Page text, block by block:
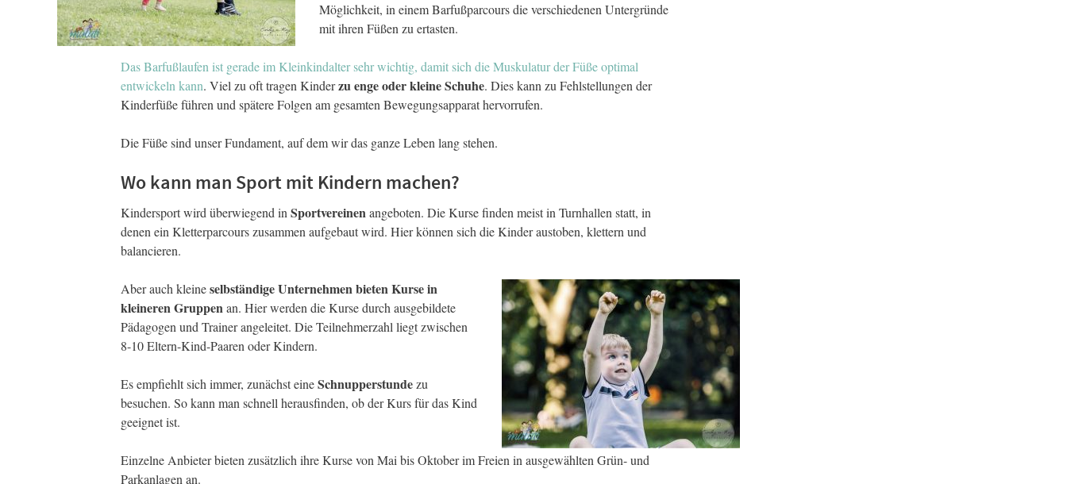
Möglichkeit, in einem Barfußparcours die verschiedenen Untergründe
mit ihren Füßen zu ertasten.
Das Barfußlaufen ist gerade im Kleinkindalter sehr wichtig, damit sich die Muskulatur der Füße optimal
entwickeln kann. Viel zu oft tragen Kinderzu enge oder kleine Schuhe. Dies kann zu Fehlstellungen der
Kinderfüße führen und spätere Folgen am gesamten Bewegungsapparat hervorrufen.
Die Füße sind unser Fundament, auf dem wir das ganze Leben lang stehen.
Wo kann man Sport mit Kindern machen?
Kindersport wird überwiegend in Sportvereinenangeboten. Die Kurse finden meist in Turnhallen statt, in
denen ein Kletterparcours zusammen aufgebaut wird. Hier können sich die Kinder austoben, klettern und
balancieren.
Aber auch kleineselbständige Unternehmen bieten Kurse in
kleineren Gruppenan. Hier werden die Kurse durch ausgebildete
Pädagogen und Trainer angeleitet. Die Teilnehmerzahl liegt zwischen
8-10 Eltern-Kind-Paaren oder Kindern.
Es empfiehlt sich immer, zunächst eineSchnupperstundezu
besuchen. So kann man schnell herausfinden, ob der Kurs für das Kind
geeignet ist.
Einzelne Anbieter bieten zusätzlich ihre Kurse von Mai bis Oktober im Freien in ausgewählten Grün- und
Parkanlagen an.